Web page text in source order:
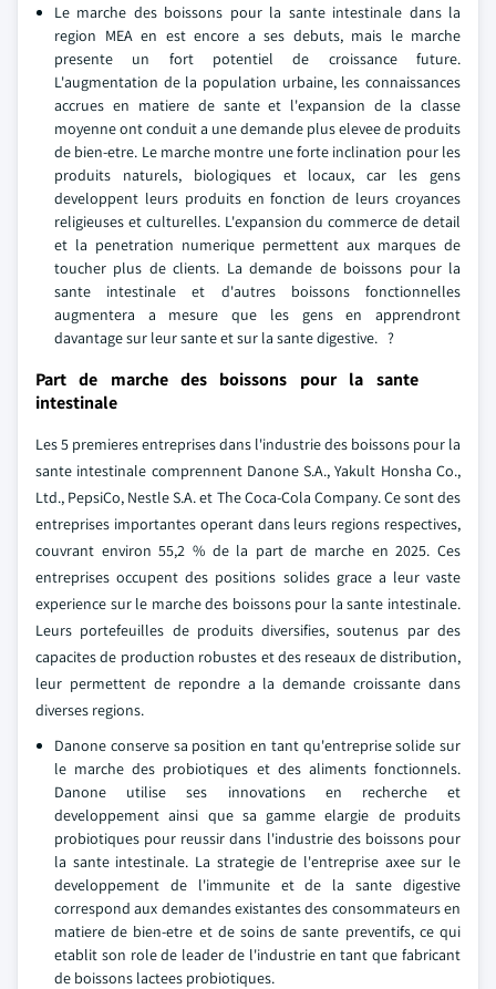
Le marche des boissons pour la sante intestinale dans la
region MEA en est encore a ses debuts, mais le marche
presente un fort potentiel de croissance future.
L'augmentation de la population urbaine, les connaissances
accrues en matiere de sante et l'expansion de la classe
moyenne ont conduit a une demande plus elevee de produits
de bien-etre. Le marche montre une forte inclination pour les
produits naturels, biologiques et locaux, car les gens
developpent leurs produits en fonction de leurs croyances
religieuses et culturelles. L'expansion du commerce de detail
et la penetration numerique permettent aux marques de
toucher plus de clients. La demande de boissons pour la
sante intestinale et d'autres boissons fonctionnelles
augmentera a mesure que les gens en apprendront
davantage sur leur sante et sur la sante digestive. ?
Part de marche des boissons pour la sante
intestinale
Les 5 premieres entreprises dans l'industrie des boissons pour la
sante intestinale comprennent Danone S.A., Yakult Honsha Co.,
Ltd., PepsiCo, Nestle S.A. et The Coca-Cola Company. Ce sont des
entreprises importantes operant dans leurs regions respectives,
couvrant environ 55,2 % de la part de marche en 2025. Ces
entreprises occupent des positions solides grace a leur vaste
experience sur le marche des boissons pour la sante intestinale.
Leurs portefeuilles de produits diversifies, soutenus par des
capacites de production robustes et des reseaux de distribution,
leur permettent de repondre a la demande croissante dans
diverses regions.
Danone conserve sa position en tant qu'entreprise solide sur
le marche des probiotiques et des aliments fonctionnels.
Danone utilise ses innovations en recherche et
developpement ainsi que sa gamme elargie de produits
probiotiques pour reussir dans l'industrie des boissons pour
la sante intestinale. La strategie de l'entreprise axee sur le
developpement de l'immunite et de la sante digestive
correspond aux demandes existantes des consommateurs en
matiere de bien-etre et de soins de sante preventifs, ce qui
etablit son role de leader de l'industrie en tant que fabricant
de boissons lactees probiotiques.